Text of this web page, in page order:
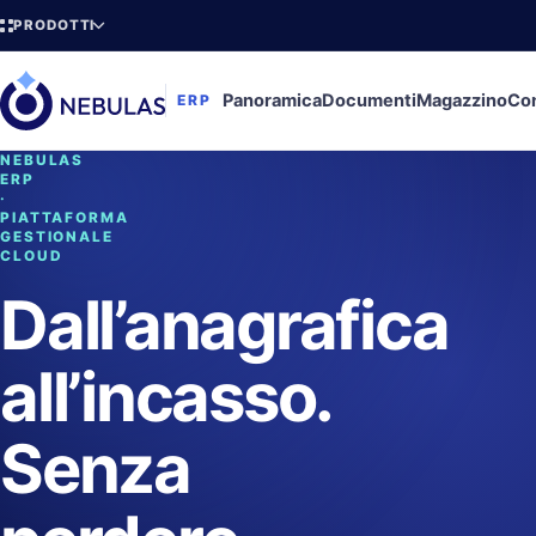
PRODOTTI
ERP PanoramicaDocumentiMagazzino
NEBULAS
ERP
·
PIATTAFORMA
GESTIONALE
CLOUD
Dall’anagrafica
all’incasso.
Senza